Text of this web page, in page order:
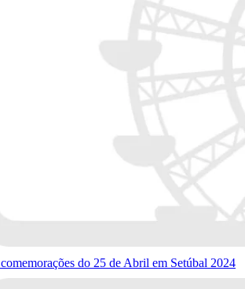
do 25 de Abril em Setúbal 2024